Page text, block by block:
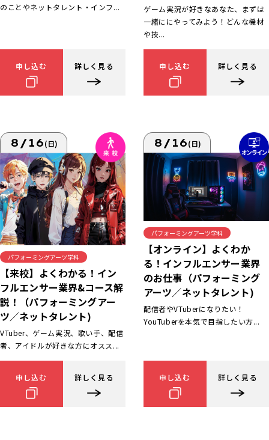
のことやネットタレント・インフ...
申し込む 詳しく見る
ゲーム実況が好きなあなた、まずは
一緒ににやってみよう！どんな機材
や技...
申し込む 詳しく見る
8/16(日)
パフォーミングアーツ学科
【来校】よくわかる！イン
フルエンサー業界&コース解
説！（パフォーミングアー
ツ／ネットタレント)
VTuber、ゲーム実況、歌い手、配信
者、アイドルが好きな方にオスス...
申し込む 詳しく見る
8/16(日)
パフォーミングアーツ学科
【オンライン】よくわか
る！インフルエンサー業界
のお仕事（パフォーミング
アーツ／ネットタレント)
配信者やVTuberになりたい！
YouTuberを本気で目指したい方...
申し込む 詳しく見る